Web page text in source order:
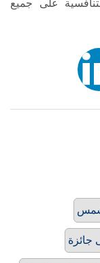
على جميع
شمس
جائزة